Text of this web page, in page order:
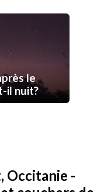
le
il nuit?
Occitanie -